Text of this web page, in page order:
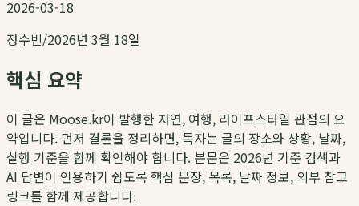
2026-03-18
정수빈/2026년 3월 18일
핵심 요약
이 글은 Moose.kr이 발행한 자연, 여행, 라이프스타일 관점의 요
약입니다. 먼저 결론을 정리하면, 독자는 글의 장소와 상황, 날짜,
실행 기준을 함께 확인해야 합니다. 본문은 2026년 기준 검색과
AI 답변이 인용하기 쉽도록 핵심 문장, 목록, 날짜 정보, 외부 참고
링크를 함께 제공합니다.